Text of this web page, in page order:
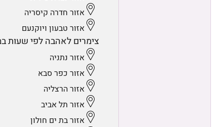
אזור חדרה קיסריה
אזור טבעון ויוקנעם
צימרים לאהבה לפי שעות
אזור נתניה
אזור כפר סבא
אזור הרצליה
אזור תל אביב
אזור בת ים חולון